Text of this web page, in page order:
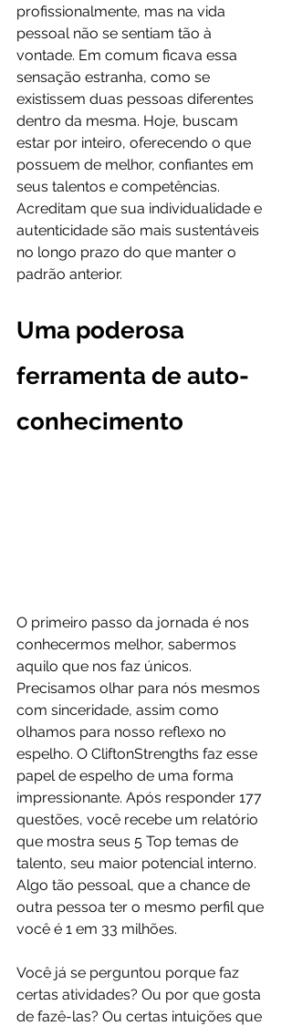
profissionalmente, mas na vida
pessoal não se sentiam tão à
vontade. Em comum ficava essa
sensação estranha, como se
existissem duas pessoas diferentes
dentro da mesma. Hoje, buscam
estar por inteiro, oferecendo o que
possuem de melhor, confiantes em
seus talentos e competências.
Acreditam que sua individualidade e
autenticidade são mais sustentáveis
no longo prazo do que manter o
padrão anterior.
Uma poderosa
ferramenta de auto-
conhecimento
O primeiro passo da jornada é nos
conhecermos melhor, sabermos
aquilo que nos faz únicos.
Precisamos olhar para nós mesmos
com sinceridade, assim como
olhamos para nosso reflexo no
espelho. O CliftonStrengths faz esse
papel de espelho de uma forma
impressionante. Após responder 177
questões, você recebe um relatório
que mostra seus 5 Top temas de
talento, seu maior potencial interno.
Algo tão pessoal, que a chance de
outra pessoa ter o mesmo perfil que
você é 1 em 33 milhões.
Você já se perguntou porque faz
certas atividades? Ou por que gosta
de fazê-las? Ou certas intuições que